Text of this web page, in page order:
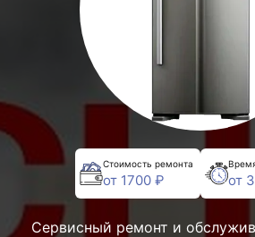
Стоимость ремонта
от 1700 ₽ от
Сервисный ремонт и